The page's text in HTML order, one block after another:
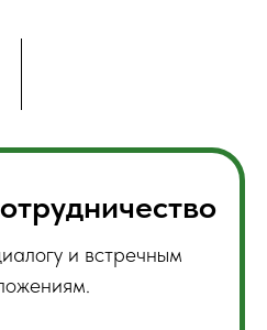
и встречным